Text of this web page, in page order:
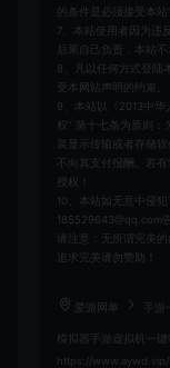
的条件是必须接受本站
7、本站使用者因为违
后果自己负责，本站
8、凡以任何方式登陆
受本网站声明的约束。
9、本站以《2013中华
权” 第十七条为原则：
装显示传输或者存储
不向其支付报酬。若
授权！
10、本站如无意中侵
185529643@qq.com
请注意：无所谓完美
追求完美请勿赞助！
爱游网单 手游
模拟器手游虚拟机一
https://www.aywd.vip/